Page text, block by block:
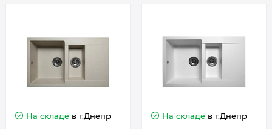
На складе в г.Днепр
На складе в г.Днепр